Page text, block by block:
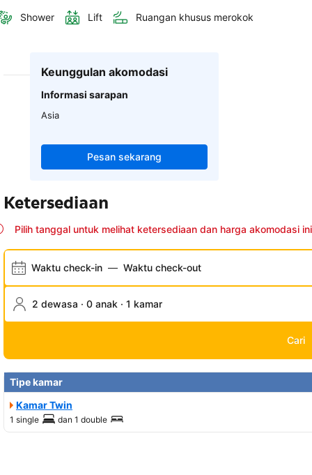
Shower Lift Ruangan khusus merokok
Keunggulan akomodasi
Informasi sarapan
Asia
Pesan sekarang
Ketersediaan
Pilih tanggal untuk melihat ketersediaan dan harga akomodasi ini
Waktu check-in — Waktu check-out
2 dewasa · 0 anak · 1 kamar
Cari
Tipe kamar
Kamar Twin
1 single dan 1 double